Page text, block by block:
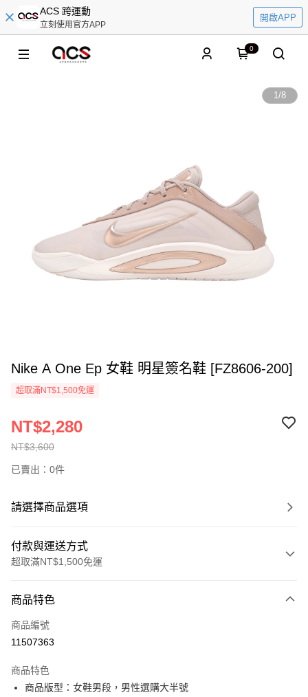
ACS 跨運動
立刻使用官方APP
開啟APP
0
1/8
Nike A One Ep 女鞋 明星簽名鞋 [FZ8606-200]
超取滿NT$1,500免運
NT$3,600
NT$2,280
已賣出：0件
請選擇商品選項
付款與運送方式
超取滿NT$1,500免運
信用卡一次付款
信用卡分期付款
合作金庫商業銀行
華南商業銀行
彰化商業銀行
超商取貨付款
商品特色
商品編號
11507363
商品特色
商品版型：女鞋男段，男性選購大半號